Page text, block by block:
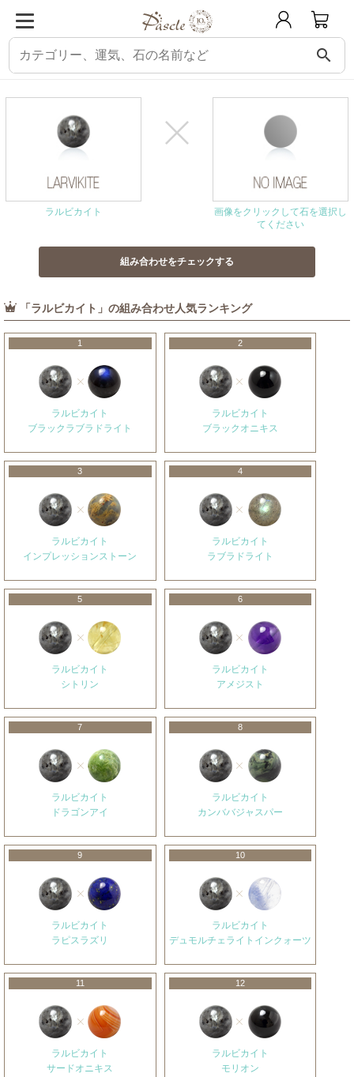
search
パスクル 組み合わせ・相性チェック ラルビカイトと相性の良い石
ラルビカイト
画像をクリックして石を選択し
てください
「ラルビカイト」の組み合わせ人気ランキング
1
ラルビカイト
ブラックラブラドライト
2
ラルビカイト
ブラックオニキス
3
ラルビカイト
インプレッションストーン
4
ラルビカイト
ラブラドライト
5
ラルビカイト
シトリン
6
ラルビカイト
アメジスト
7
ラルビカイト
ドラゴンアイ
8
ラルビカイト
カンババジャスパー
9
ラルビカイト
ラピスラズリ
10
ラルビカイト
デュモルチェライトインクォーツ
11
ラルビカイト
サードオニキス
12
ラルビカイト
モリオン